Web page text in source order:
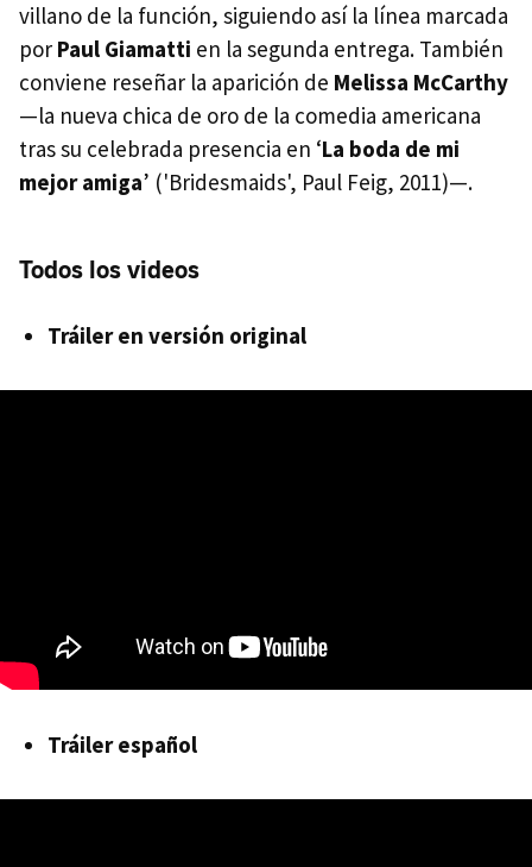
villano de la función, siguiendo así la línea marcada
por Paul Giamatti en la segunda entrega. También
conviene reseñar la aparición de Melissa McCarthy
—la nueva chica de oro de la comedia americana
tras su celebrada presencia en ‘La boda de mi
mejor amiga’ ('Bridesmaids', Paul Feig, 2011)—.
Todos los videos
Tráiler en versión original
Tráiler español